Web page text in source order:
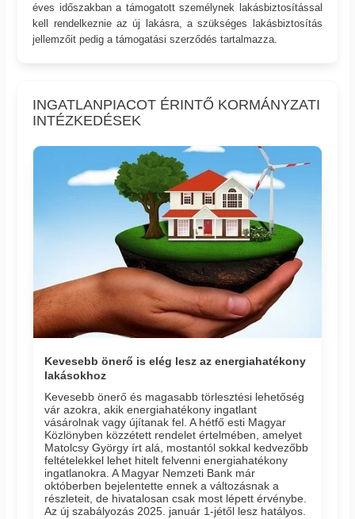
éves időszakban a támogatott személynek lakásbiztosítással
kell rendelkeznie az új lakásra, a szükséges lakásbiztosítás
jellemzőit pedig a támogatási szerződés tartalmazza.
INGATLANPIACOT ÉRINTŐ KORMÁNYZATI
INTÉZKEDÉSEK
Kevesebb önerő is elég lesz az energiahatékony
lakásokhoz
Kevesebb önerő és magasabb törlesztési lehetőség
vár azokra, akik energiahatékony ingatlant
vásárolnak vagy újítanak fel. A hétfő esti Magyar
Közlönyben közzétett rendelet értelmében, amelyet
Matolcsy György írt alá, mostantól sokkal kedvezőbb
feltételekkel lehet hitelt felvenni energiahatékony
ingatlanokra. A Magyar Nemzeti Bank már
októberben bejelentette ennek a változásnak a
részleteit, de hivatalosan csak most lépett érvénybe.
Az új szabályozás 2025. január 1-jétől lesz hatályos.